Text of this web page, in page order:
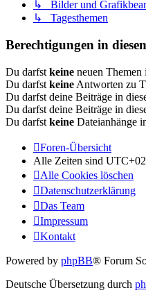
↳ Bilder und
↳ Tagesthemen
Berechtigungen in
Du darfst keine neuen Themen
Du darfst keine Antworten zu
Du darfst deine Beiträge in
Du darfst deine Beiträge in
Du darfst keine Dateianhänge
Foren-Übersicht
Alle Zeiten sind
Alle Cookies löschen
Datenschutzerklärung
Das Team
Impressum
Kontakt
Powered by phpBB® Forum
Deutsche Übersetzung durch